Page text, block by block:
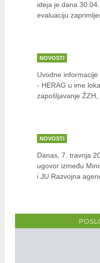
ideja je dana
evaluaciju
NOVOSTI
Uvodne
- HERAG u ime
zapošljavanje ŽZH,
NOVOSTI
Danas, 7. travnja
ugovor između
i JU Razvojna